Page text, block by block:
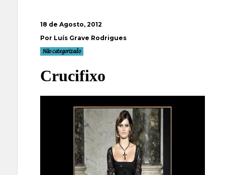
18 de Agosto, 2012
Por Luís Grave Rodrigues
Não categorizado
Crucifixo